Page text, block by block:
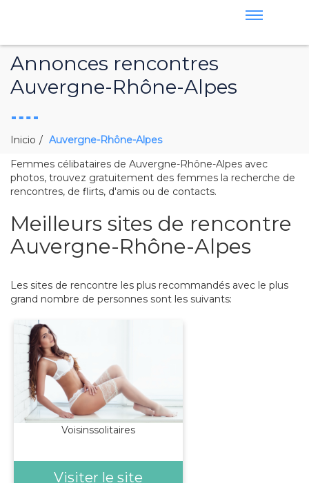
Annonces rencontres
Auvergne-Rhône-Alpes
Inicio
Auvergne-Rhône-Alpes
Femmes célibataires de Auvergne-Rhône-Alpes avec
photos, trouvez gratuitement des femmes la recherche de
rencontres, de flirts, d'amis ou de contacts.
Meilleurs sites de rencontre
Auvergne-Rhône-Alpes
Les sites de rencontre les plus recommandés avec le plus
grand nombre de personnes sont les suivants:
Voisinssolitaires
Visiter le site